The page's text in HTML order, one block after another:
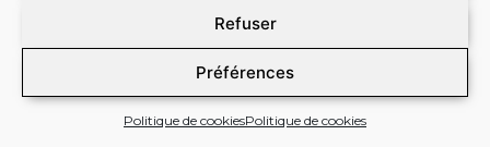
Refuser
Préférences
Politique de cookiesPolitique de cookies
CLIP 2 x 35 POUR FIXATION
NASSAU PANEL
EUROSTAR DYNAMICA
SAFETY